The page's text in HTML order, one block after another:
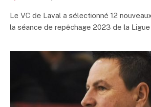
Le VC de Laval a sélectionné 12
la séance de repêchage 2023 de la